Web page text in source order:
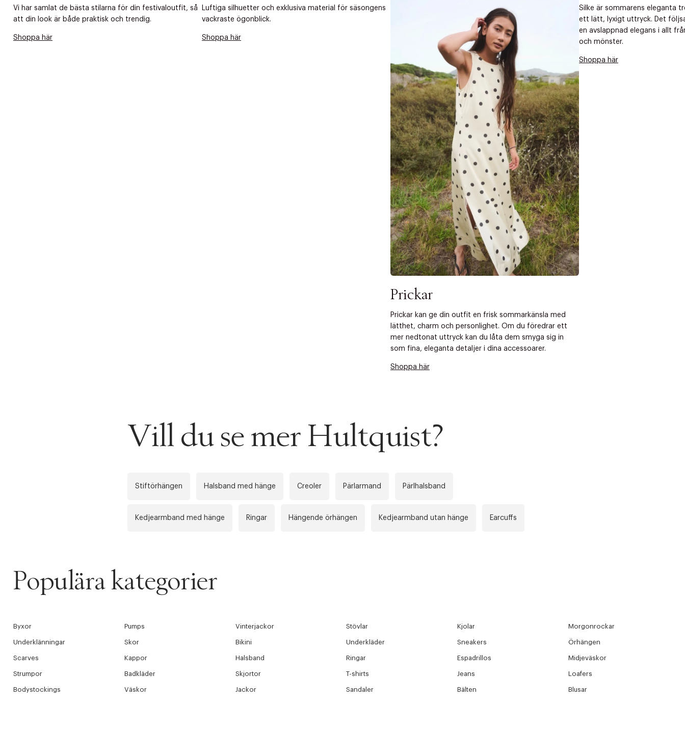
Vi har samlat de bästa stilarna för din festivaloutfit, så
att din look är både praktisk och trendig.
Shoppa här
Luftiga silhuetter och exklusiva material för säsongens
vackraste ögonblick.
Shoppa här
Prickar
Prickar kan ge din outfit en frisk sommarkänsla med
lätthet, charm och personlighet. Om du föredrar ett
mer nedtonat uttryck kan du låta dem smyga sig in
som fina, eleganta detaljer i dina accessoarer.
Shoppa här
Silke är sommarens eleganta
ett lätt, lyxigt uttryck. Det
en avslappnad elegans i allt
och mönster.
Shoppa här
Vill du se mer Hultquist?
Stiftörhängen Halsband med hänge Creoler Pärlarmand Pärlhalsband
Kedjearmband med hänge Ringar Hängende örhängen Kedjearmband utan hänge Earcuffs
Populära kategorier
Byxor Pumps Vinterjackor Stövlar Kjolar Morgonrockar
Underklänningar Skor Bikini Underkläder Sneakers Örhängen
Scarves Kappor Halsband Ringar Espadrillos Midjeväskor
Strumpor Badkläder Skjortor T-shirts Jeans Loafers
Bodystockings Väskor Jackor Sandaler Bälten Blusar
Øv vi kan desværre ikke vise dig denne video. Tillad statistiske cookies for at kunne se
PRODUKTEN HITTADES TYVÄRR INTE